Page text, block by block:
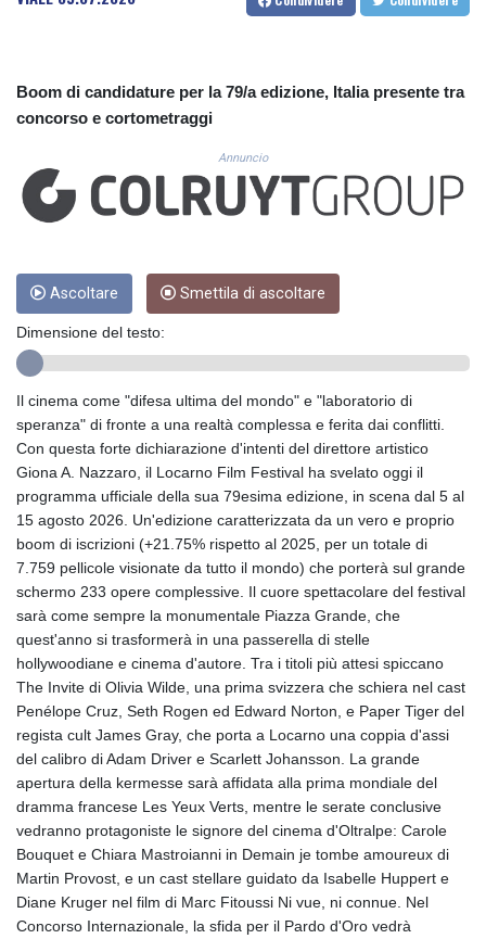
CUC 1.154472
DJF 205.172641
DZD 153.279508
EGP 57.585512
ERN 17.317076
FKP 0.856331
GBP 0.854713
GIP 0.856331
GMD 84.856485
GNF 10140.856305
GTQ 8.81087
GYD 241.831737
HKD 9.057432
HNL 30.951928
HRK 7.535817
HTG 150.98364
HUF 364.606998
IDR 20526.507465
ILS 3.461279
IMP 0.856331
INR 110.133259
IQD 1512.727812
IRR
1587081.157342
ISK 142.20827
JEP 0.856331
JMD 183.379231
JOD 0.818459
JPY 183.716281
KES 149.365809
Boom di candidature per la 79/a edizione, Italia presente tra
concorso e cortometraggi
Annuncio
Ascoltare Smettila di ascoltare
Dimensione del testo:
Il cinema come "difesa ultima del mondo" e "laboratorio di
speranza" di fronte a una realtà complessa e ferita dai conflitti.
Con questa forte dichiarazione d'intenti del direttore artistico
Giona A. Nazzaro, il Locarno Film Festival ha svelato oggi il
programma ufficiale della sua 79esima edizione, in scena dal 5 al
15 agosto 2026. Un'edizione caratterizzata da un vero e proprio
boom di iscrizioni (+21.75% rispetto al 2025, per un totale di
7.759 pellicole visionate da tutto il mondo) che porterà sul grande
schermo 233 opere complessive. Il cuore spettacolare del festival
sarà come sempre la monumentale Piazza Grande, che
quest'anno si trasformerà in una passerella di stelle
hollywoodiane e cinema d'autore. Tra i titoli più attesi spiccano
The Invite di Olivia Wilde, una prima svizzera che schiera nel cast
Penélope Cruz, Seth Rogen ed Edward Norton, e Paper Tiger del
regista cult James Gray, che porta a Locarno una coppia d'assi
del calibro di Adam Driver e Scarlett Johansson. La grande
apertura della kermesse sarà affidata alla prima mondiale del
dramma francese Les Yeux Verts, mentre le serate conclusive
vedranno protagoniste le signore del cinema d'Oltralpe: Carole
Bouquet e Chiara Mastroianni in Demain je tombe amoureux di
Martin Provost, e un cast stellare guidato da Isabelle Huppert e
Diane Kruger nel film di Marc Fitoussi Ni vue, ni connue. Nel
Concorso Internazionale, la sfida per il Pardo d'Oro vedrà